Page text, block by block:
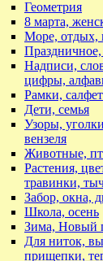
Геометрия
8 марта,
Море, отдых,
Праздничное,
Надписи,
цифры,
Рамки,
Дети, семья
Узоры,
вензеля
Животные,
Растения,
травинки,
Забор, окна,
Школа, осень
Зима, Новый
Для ниток,
прищепки,